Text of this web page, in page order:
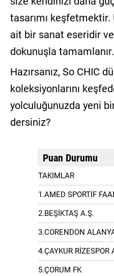
tasarımı
ait bir sanat eseridir
dokunuşla tamamlanır.
Hazırsanız, So CHIC
koleksiyonlarını
yolculuğunuzda yeni
dersiniz?
Puan Durumu
TAKIMLAR
1.AMED SPORTİF
2.BEŞİKTAŞ A.Ş.
3.CORENDON
4.ÇAYKUR RİZESPOR
5.ÇORUM FK